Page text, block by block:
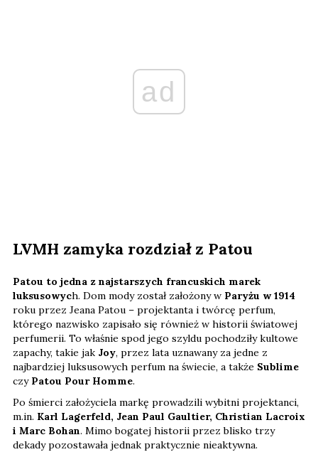
ad
LVMH zamyka rozdział z Patou
Patou to jedna z najstarszych francuskich marek
luksusowych. Dom mody został założony w Paryżu w 1914
roku przez Jeana Patou – projektanta i twórcę perfum,
którego nazwisko zapisało się również w historii światowej
perfumerii. To właśnie spod jego szyldu pochodziły kultowe
zapachy, takie jak Joy, przez lata uznawany za jedne z
najbardziej luksusowych perfum na świecie, a także Sublime
czy Patou Pour Homme.
Po śmierci założyciela markę prowadzili wybitni projektanci,
m.in. Karl Lagerfeld, Jean Paul Gaultier, Christian Lacroix
i Marc Bohan. Mimo bogatej historii przez blisko trzy
dekady pozostawała jednak praktycznie nieaktywna.